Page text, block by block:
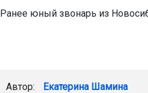
Ранее юный звонарь из
Автор: Екатерина Шамина